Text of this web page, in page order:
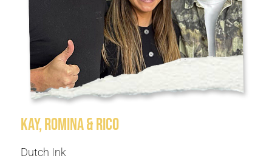
Kay, Romina & Rico
Dutch Ink